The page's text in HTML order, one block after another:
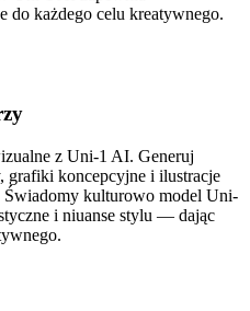
do każdego celu kreatywnego.
z Uni-1 AI. Generuj
grafiki koncepcyjne i ilustracje
Świadomy kulturowo model Uni-
i niuanse stylu — dając